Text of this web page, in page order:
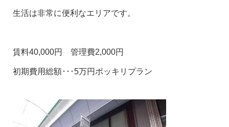
生活は非常に便利なエリアです。
賃料40,000円 管理費2,000円
初期費用総額･･･5万円ポッキリプラン